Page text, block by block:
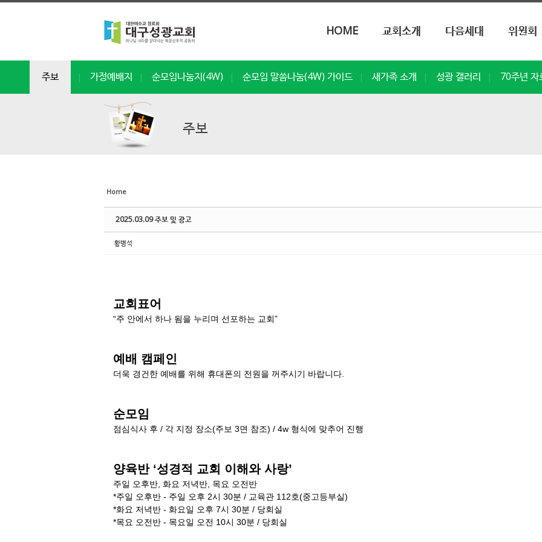
HOME 교회소개 다음세대 위원회
주보 | 가정예배지 | 순모임나눔지(4W) | 순모임 말씀나눔(4W) 가이드 | 새가족 소개 | 성광 갤러리 | 70주년 자
주보
Home
2025.03.09 주보 및 광고
황병석
교회표어
“주 안에서 하나 됨을 누리며 선포하는 교회”
예배 캠페인
더욱 경건한 예배를 위해 휴대폰의 전원을 꺼주시기 바랍니다.
순모임
점심식사 후 / 각 지정 장소(주보 3면 참조) / 4w 형식에 맞추어 진행
양육반 ‘성경적 교회 이해와 사랑’
주일 오후반, 화요 저녁반, 목요 오전반
*주일 오후반 - 주일 오후 2시 30분 / 교육관 112호(중고등부실)
*화요 저녁반 - 화요일 오후 7시 30분 / 당회실
*목요 오전반 - 목요일 오전 10시 30분 / 당회실